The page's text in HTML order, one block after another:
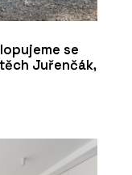
se
Juřenčák,